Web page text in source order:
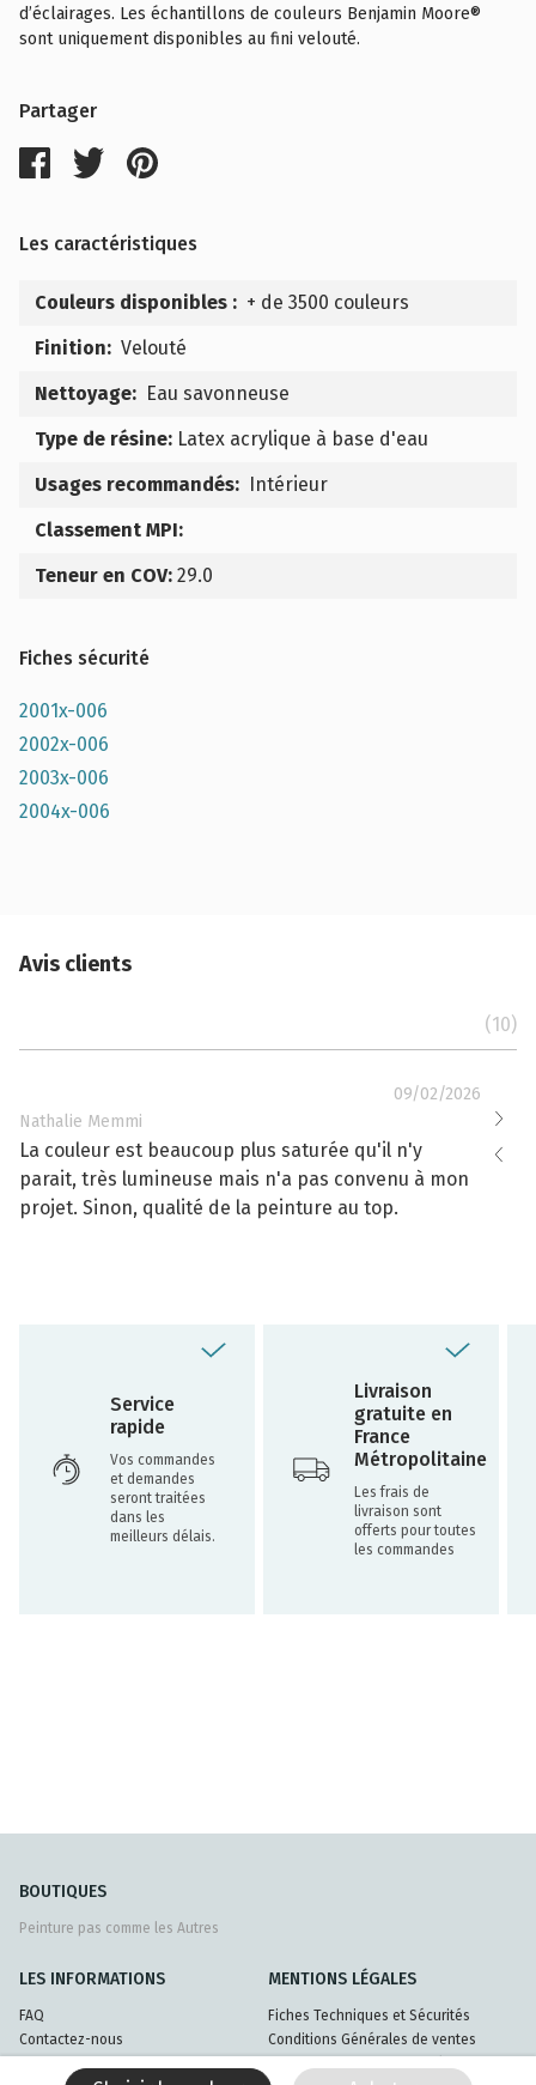
d’éclairages. Les échantillons de couleurs Benjamin Moore®
sont uniquement disponibles au fini velouté.
Partager
Les caractéristiques
Couleurs disponibles : + de 3500 couleurs
Finition: Velouté
Nettoyage: Eau savonneuse
Type de résine: Latex acrylique à base d'eau
Usages recommandés: Intérieur
Classement MPI:
Teneur en COV: 29.0
Fiches sécurité
2001x-006
2002x-006
2003x-006
2004x-006
Avis clients
(10)
09/02/2026
Nathalie Memmi
La couleur est beaucoup plus saturée qu'il n'y
parait, très lumineuse mais n'a pas convenu à mon
projet. Sinon, qualité de la peinture au top.
La
Service
rapide
Vos commandes
et demandes
seront traitées
dans les
meilleurs délais.
Livraison
gratuite en
France
Métropolitaine
Les frais de
livraison sont
offerts pour toutes
les commandes
BOUTIQUES
Peinture pas comme les Autres
LES INFORMATIONS
FAQ
Contactez-nous
MENTIONS LÉGALES
Fiches Techniques et Sécurités
Conditions Générales de ventes